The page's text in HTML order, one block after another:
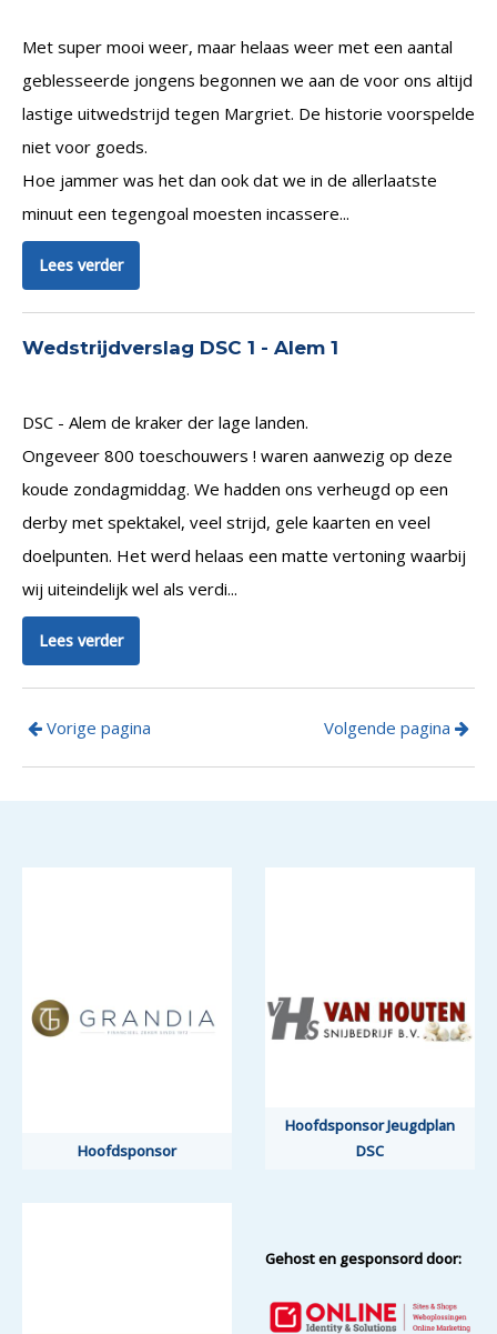
Met super mooi weer, maar helaas weer met een aantal
geblesseerde jongens begonnen we aan de voor ons altijd
lastige uitwedstrijd tegen Margriet. De historie voorspelde
niet voor goeds.
Hoe jammer was het dan ook dat we in de allerlaatste
minuut een tegengoal moesten incassere...
Lees verder
Wedstrijdverslag DSC 1 - Alem 1
DSC - Alem de kraker der lage landen.
Ongeveer 800 toeschouwers ! waren aanwezig op deze
koude zondagmiddag. We hadden ons verheugd op een
derby met spektakel, veel strijd, gele kaarten en veel
doelpunten. Het werd helaas een matte vertoning waarbij
wij uiteindelijk wel als verdi...
Lees verder
Vorige pagina Volgende pagina
Hoofdsponsor
Hoofdsponsor Jeugdplan
DSC
Gehost en gesponsord door: